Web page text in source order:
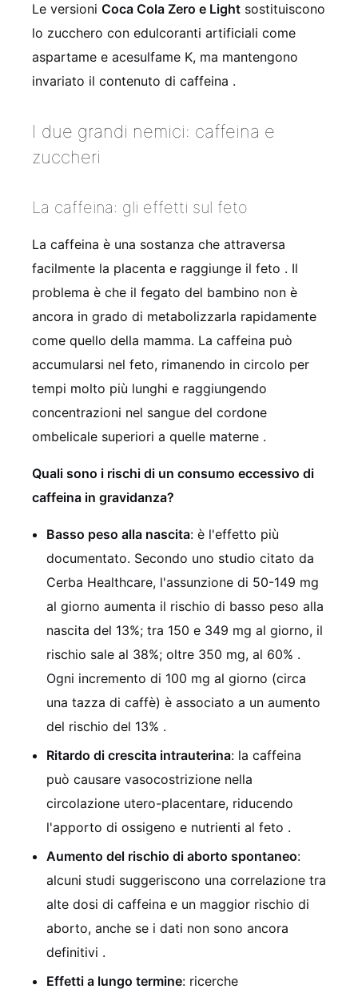
Le versioni Coca Cola Zero e Light sostituiscono
lo zucchero con edulcoranti artificiali come
aspartame e acesulfame K, ma mantengono
invariato il contenuto di caffeina .
I due grandi nemici: caffeina e
zuccheri
La caffeina: gli effetti sul feto
La caffeina è una sostanza che attraversa
facilmente la placenta e raggiunge il feto . Il
problema è che il fegato del bambino non è
ancora in grado di metabolizzarla rapidamente
come quello della mamma. La caffeina può
accumularsi nel feto, rimanendo in circolo per
tempi molto più lunghi e raggiungendo
concentrazioni nel sangue del cordone
ombelicale superiori a quelle materne .
Quali sono i rischi di un consumo eccessivo di
caffeina in gravidanza?
Basso peso alla nascita: è l'effetto più
documentato. Secondo uno studio citato da
Cerba Healthcare, l'assunzione di 50-149 mg
al giorno aumenta il rischio di basso peso alla
nascita del 13%; tra 150 e 349 mg al giorno, il
rischio sale al 38%; oltre 350 mg, al 60% .
Ogni incremento di 100 mg al giorno (circa
una tazza di caffè) è associato a un aumento
del rischio del 13% .
Ritardo di crescita intrauterina: la caffeina
può causare vasocostrizione nella
circolazione utero-placentare, riducendo
l'apporto di ossigeno e nutrienti al feto .
Aumento del rischio di aborto spontaneo:
alcuni studi suggeriscono una correlazione tra
alte dosi di caffeina e un maggior rischio di
aborto, anche se i dati non sono ancora
definitivi .
Effetti a lungo termine: ricerche